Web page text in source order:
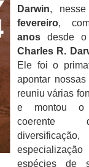
Darwin,
fevereiro,
anos desde o
Charles R.
Ele foi o
apontar
reuniu várias
e montou o
coerente
espécies de